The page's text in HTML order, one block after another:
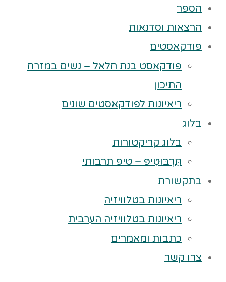
הספר
הרצאות וסדנאות
פודקאסטים
פודקאסט בנת חלאל – נשים במזרח
התיכון
ריאיונות לפודקאסטים שונים
בלוג
בלוג קריקטורות
תַּרְבּוּטִיפּ – טיפ תרבותי
בתקשורת
ריאיונות בטלוויזיה
ריאיונות בטלוויזיה הערבית
כתבות ומאמרים
צרו קשר